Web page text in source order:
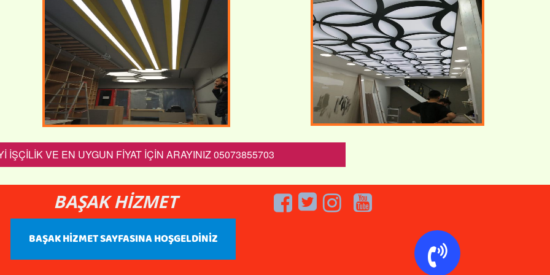
İŞÇİLİK VE EN UYGUN FİYAT İÇİN ARAYINIZ 05073855703
BAŞAK HİZMET
BAŞAK HİZMET SAYFASINA HOŞGELDİNİZ